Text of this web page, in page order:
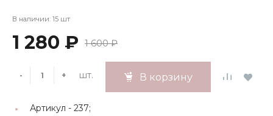
В наличии: 15 шт
1 280 ₽ 1 600 ₽
- + шт. В корзину
Артикул - 237;